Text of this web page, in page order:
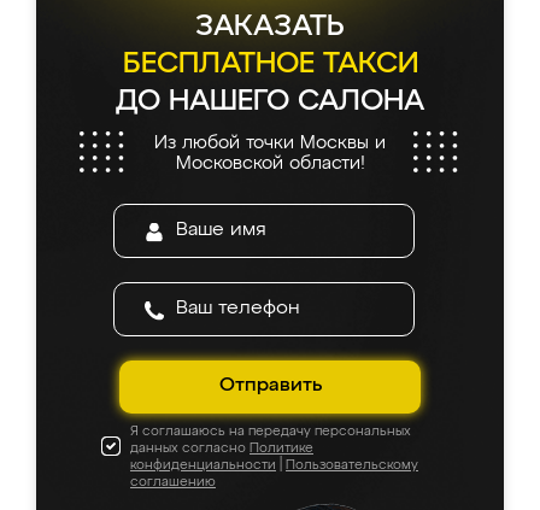
ЗАКАЗАТЬ
БЕСПЛАТНОЕ ТАКСИ
ДО НАШЕГО САЛОНА
Из любой точки Москвы и
Московской области!
Отправить
Я соглашаюсь на передачу персональных
данных согласно Политике
конфиденциальности
Пользовательскому
соглашению